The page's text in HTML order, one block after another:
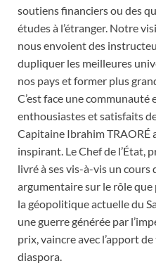
soutiens financiers ou des
études à l’étranger. Notre
nous envoient des
dupliquer les meilleures
nos pays et former plus
C’est face une communauté
enthousiastes et satisfaits
Capitaine Ibrahim TRAORÉ
inspirant. Le Chef de l’État,
livré à ses vis-à-vis un cours
argumentaire sur le rôle
la géopolitique actuelle du
une guerre générée par
prix, vaincre avec l’apport
diaspora.